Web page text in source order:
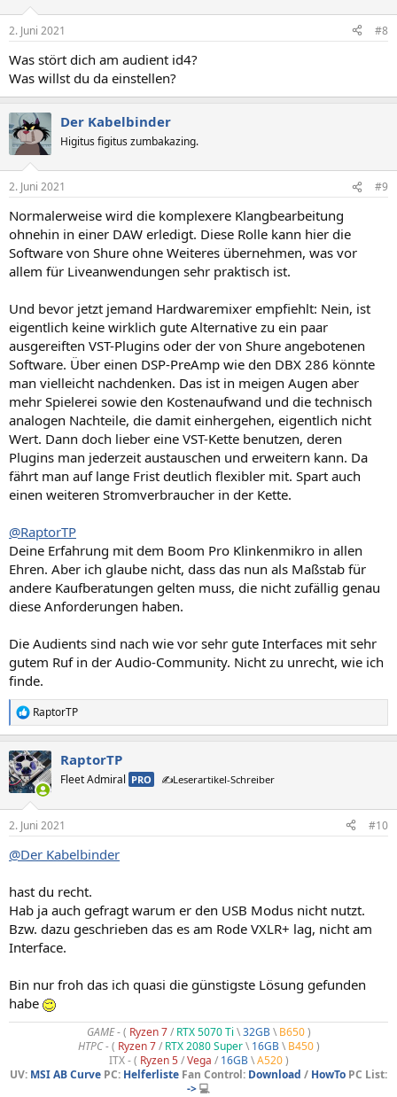
e
:
2. Juni 2021 #8
Was stört dich am audient id4?
Was willst du da einstellen?
Der Kabelbinder
Higitus figitus zumbakazing.
2. Juni 2021 #9
Normalerweise wird die komplexere Klangbearbeitung
ohnehin in einer DAW erledigt. Diese Rolle kann hier die
Software von Shure ohne Weiteres übernehmen, was vor
allem für Liveanwendungen sehr praktisch ist.
Und bevor jetzt jemand Hardwaremixer empfiehlt: Nein, ist
eigentlich keine wirklich gute Alternative zu ein paar
ausgereiften VST-Plugins oder der von Shure angebotenen
Software. Über einen DSP-PreAmp wie den DBX 286 könnte
man vielleicht nachdenken. Das ist in meigen Augen aber
mehr Spielerei sowie den Kostenaufwand und die technisch
analogen Nachteile, die damit einhergehen, eigentlich nicht
Wert. Dann doch lieber eine VST-Kette benutzen, deren
Plugins man jederzeit austauschen und erweitern kann. Da
fährt man auf lange Frist deutlich flexibler mit. Spart auch
einen weiteren Stromverbraucher in der Kette.
@RaptorTP
Deine Erfahrung mit dem Boom Pro Klinkenmikro in allen
Ehren. Aber ich glaube nicht, dass das nun als Maßstab für
andere Kaufberatungen gelten muss, die nicht zufällig genau
diese Anforderungen haben.
Die Audients sind nach wie vor sehr gute Interfaces mit sehr
gutem Ruf in der Audio-Community. Nicht zu unrecht, wie ich
finde.
R
e
k
t
i
e
:
RaptorTP
RaptorTP
Fleet Admiral PRO ✍️Leserartikel-Schreiber
2. Juni 2021 #10
@Der Kabelbinder
hast du recht.
Hab ja auch gefragt warum er den USB Modus nicht nutzt.
Bzw. dazu geschrieben das es am Rode VXLR+ lag, nicht am
Interface.
Bin nur froh das ich quasi die günstigste Lösung gefunden
habe
GAME- ( Ryzen 7/ RTX 5070 Ti \32GB\ B650)
HTPC -( Ryzen 7/ RTX 2080 Super\ 16GB\ B450)
ITX - ( Ryzen 5/Vega / 16GB\A520)
UV: MSI AB Curve PC: Helferliste Fan Control: Download / HowTo PC List:
->💻